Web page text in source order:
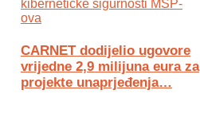
CARNET dodijelio ugovore
vrijedne 2,9 milijuna eura za
projekte unaprjeđenja…